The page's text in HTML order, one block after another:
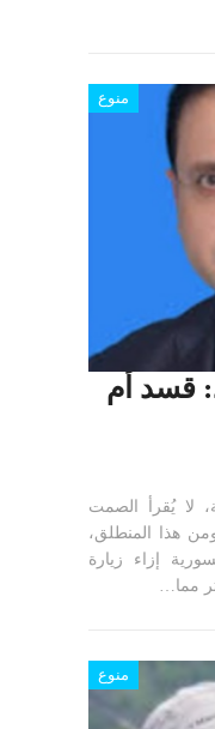
منوع
قسد أم
لا يُقرأ الصمت
هذا المنطلق،
إزاء زيارة
مما…
منوع